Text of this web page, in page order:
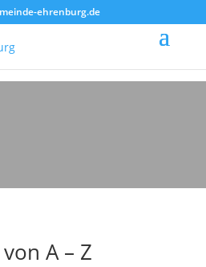
ehrenburg.de
A – Z